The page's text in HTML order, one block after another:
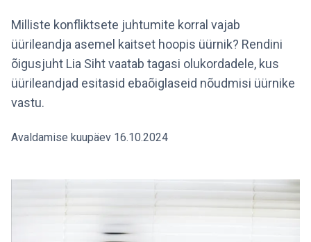
Milliste konfliktsete juhtumite korral vajab
üürileandja asemel kaitset hoopis üürnik? Rendini
õigusjuht Lia Siht vaatab tagasi olukordadele, kus
üürileandjad esitasid ebaõiglaseid nõudmisi üürnike
vastu.
Avaldamise kuupäev 16.10.2024